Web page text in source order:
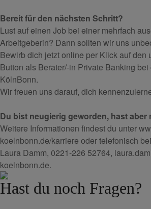
Bereit für den nächsten Schritt?
Lust auf einen Job bei einer mehrfach
Arbeitgeberin? Dann sollten wir uns
Bewirb dich jetzt online per Klick auf den
Button als Berater/-in Private Banking
KölnBonn.
Wir freuen uns darauf, dich
Du bist neugierig geworden, hast aber
Weitere Informationen findest du unter
koelnbonn.de/karriere oder telefonisch
Laura Damm, 0221-226 52764,
koelnbonn.de.
Hast du noch Fragen?